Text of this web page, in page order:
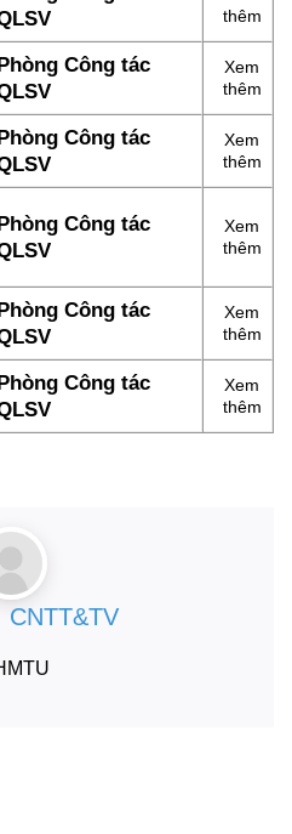
thêm
Công tác
Xem
thêm
Công tác
Xem
thêm
Công tác
Xem
thêm
Công tác
Xem
thêm
Công tác
Xem
thêm
CNTT&TV